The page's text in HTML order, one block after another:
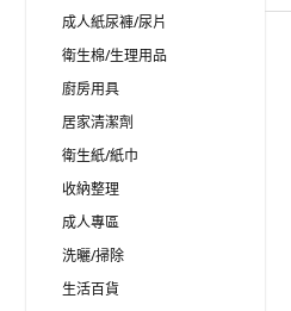
成人紙尿褲/尿片
衛生棉/生理用品
廚房用具
居家清潔劑
衛生紙/紙巾
收納整理
成人專區
洗曬/掃除
生活百貨